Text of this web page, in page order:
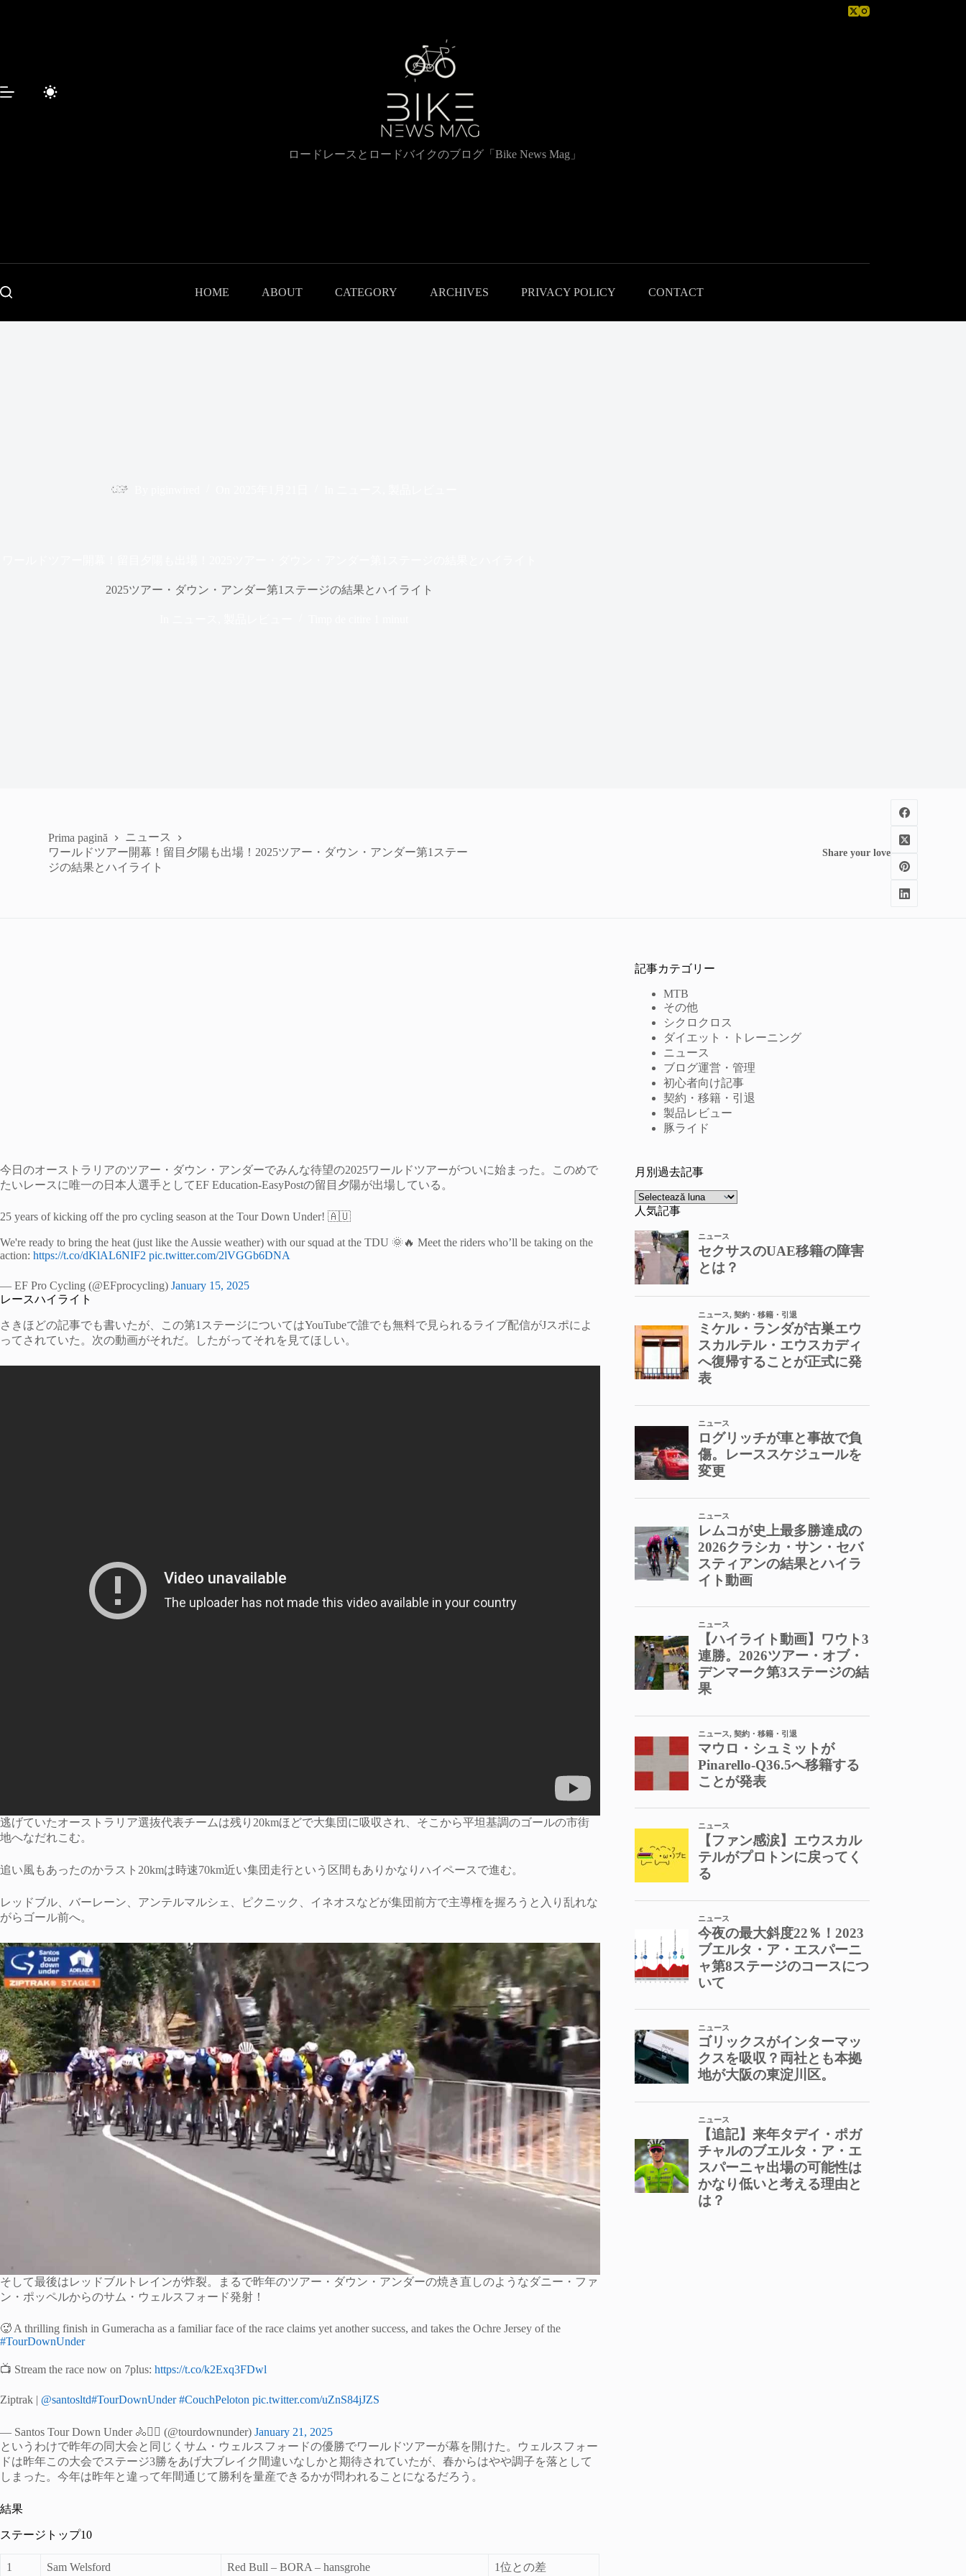
ロードレースとロードバイクのブログ「Bike News Mag」
HOME ABOUT CATEGORY ARCHIVES PRIVACY POLICY CONTACT
2025ツアー・ダウン・アンダー第1ステージの結果とハイライト
Prima pagină
ニュース
ワールドツアー開幕！留目夕陽も出場！2025ツアー・ダウン・アンダー第1ステー
ジの結果とハイライト
Share your love
今日のオーストラリアのツアー・ダウン・アンダーでみんな待望の2025ワールドツアーがついに始まった。このめで
たいレースに唯一の日本人選手としてEF Education-EasyPostの留目夕陽が出場している。
25 years of kicking off the pro cycling season at the Tour Down Under! 🇦🇺
We're ready to bring the heat (just like the Aussie weather) with our squad at the TDU 🌞🔥 Meet the riders who’ll be taking on the
action: https://t.co/dKlAL6NIF2 pic.twitter.com/2lVGGb6DNA
— EF Pro Cycling (@EFprocycling) January 15, 2025
レースハイライト
さきほどの記事でも書いたが、この第1ステージについてはYouTubeで誰でも無料で見られるライブ配信がJスポによ
ってされていた。次の動画がそれだ。したがってそれを見てほしい。
逃げていたオーストラリア選抜代表チームは残り20kmほどで大集団に吸収され、そこから平坦基調のゴールの市街
地へなだれこむ。
追い風もあったのかラスト20kmは時速70km近い集団走行という区間もありかなりハイペースで進む。
レッドブル、バーレーン、アンテルマルシェ、ピクニック、イネオスなどが集団前方で主導権を握ろうと入り乱れな
がらゴール前へ。
そして最後はレッドブルトレインが炸裂。まるで昨年のツアー・ダウン・アンダーの焼き直しのようなダニー・ファ
ン・ポッペルからのサム・ウェルスフォード発射！
🥵 A thrilling finish in Gumeracha as a familiar face of the race claims yet another success, and takes the Ochre Jersey of the
#TourDownUnder
📺 Stream the race now on 7plus: https://t.co/k2Exq3FDwl
Ziptrak | @santosltd#TourDownUnder #CouchPeloton pic.twitter.com/uZnS84jJZS
— Santos Tour Down Under 🚴🚴‍♀️ (@tourdownunder) January 21, 2025
というわけで昨年の同大会と同じくサム・ウェルスフォードの優勝でワールドツアーが幕を開けた。ウェルスフォー
ドは昨年この大会でステージ3勝をあげ大ブレイク間違いなしかと期待されていたが、春からはやや調子を落として
しまった。今年は昨年と違って年間通じて勝利を量産できるかが問われることになるだろう。
結果
ステージトップ10
1 Sam Welsford Red Bull – BORA – hansgrohe 1位との差
記事カテゴリー
MTB
その他
シクロクロス
ダイエット・トレーニング
ニュース
ブログ運営・管理
初心者向け記事
契約・移籍・引退
製品レビュー
豚ライド
月別過去記事
Arhive
人気記事